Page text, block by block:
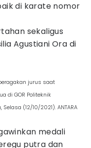
di karate nomor
sekaligus
Agustiani Ora di
jurus saat
di GOR Politeknik
(12/10/2021). ANTARA
medali
putra dan